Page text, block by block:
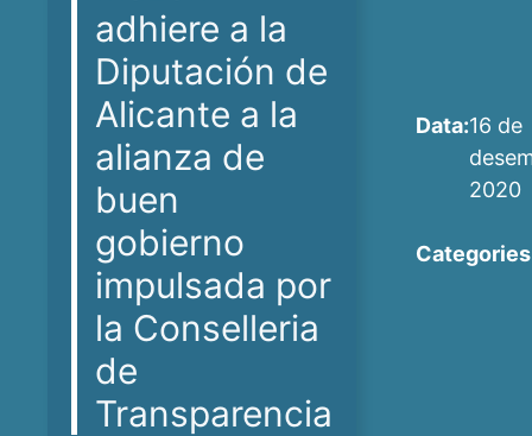
adhiere a la
Diputación de
Alicante a la
alianza de
buen
gobierno
impulsada por
la Conselleria
de
Transparencia
Data:16 de
2020